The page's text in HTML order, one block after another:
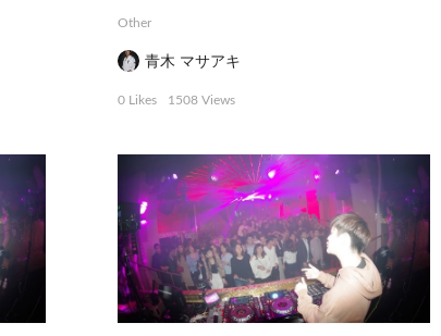
Other
青木 マサアキ
0 Likes 1508 Views